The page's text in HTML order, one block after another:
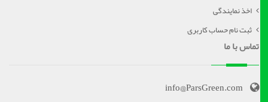
اخذ نمایندگی
ثبت نام حساب کاربری
تماس با ما
info@ParsGreen.com